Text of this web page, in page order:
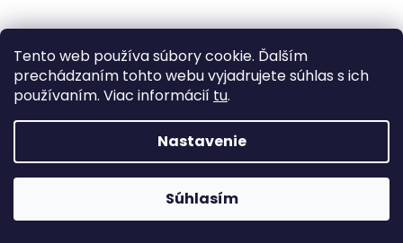
Tento web používa súbory cookie. Ďalším
prechádzaním tohto webu vyjadrujete súhlas s ich
používaním. Viac informácií tu.
Nastavenie
Súhlasím